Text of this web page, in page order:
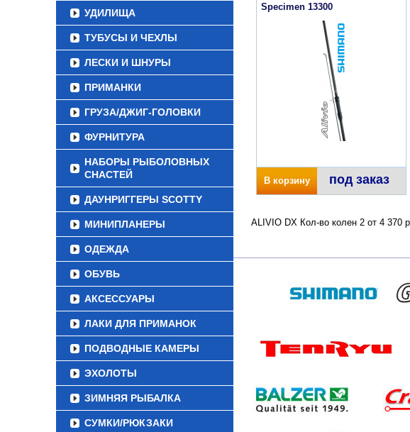
УДИЛИЩА
ТУБУСЫ И ЧЕХЛЫ
ЛЕСКИ И ШНУРЫ
ПРИМАНКИ
ГРУЗА/ДЖИГ-ГОЛОВКИ
ФУРНИТУРА
НАБОРЫ РЫБОЛОВНЫХ
СНАСТЕЙ
ДАУНРИГГЕРЫ SCOTTY
МИНИПЛАНЕРЫ
ОДЕЖДА
ОБУВЬ
АКСЕССУАРЫ
ЛАКИ ДЛЯ ПРИМАНОК
ПОДВОДНЫЕ КАМЕРЫ
ЭХОЛОТЫ
ЗИМНЯЯ РЫБАЛКА
СУМКИ/РЮКЗАКИ
Specimen 13300
В корзину под заказ
ALIVIO DX Кол-во колен 2 от 4 370